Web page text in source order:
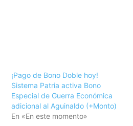
¡Pago de Bono Doble hoy!
Sistema Patria activa Bono
Especial de Guerra Económica
adicional al Aguinaldo (+Monto)
En «En este momento»